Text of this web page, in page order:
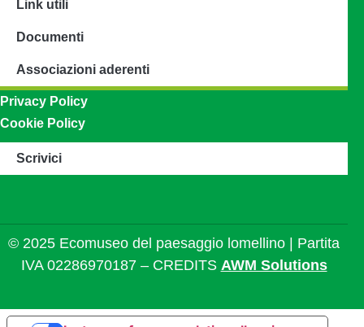
Link utili
Documenti
Associazioni aderenti
Privacy Policy
Cookie Policy
Scrivici
© 2025 Ecomuseo del paesaggio lomellino | Partita
IVA 02286970187 – CREDITS AWM Solutions